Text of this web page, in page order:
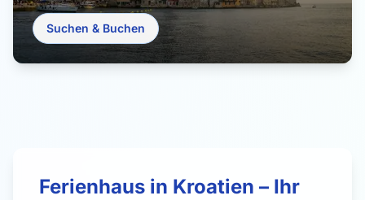
Suchen & Buchen
Ferienhaus in Kroatien – Ihr